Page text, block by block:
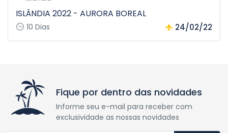
ISLÂNDIA 2022 - AURORA BOREAL
10 Dias 24/02/22
Fique por dentro das novidades
Informe seu e-mail para receber com
exclusividade as nossas novidades